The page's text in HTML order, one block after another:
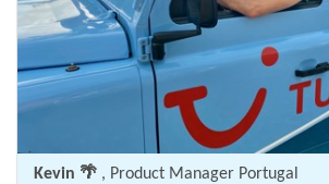
Kevin 🌴 , Product Manager Portugal